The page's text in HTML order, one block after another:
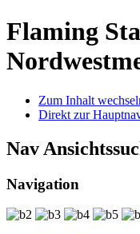
Flaming
Zum Inhalt
Direkt zur
Nav
Navigation